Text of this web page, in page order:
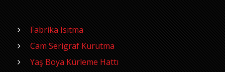
Fabrika Isıtma
Cam Serigraf Kurutma
Yaş Boya Kürleme Hattı